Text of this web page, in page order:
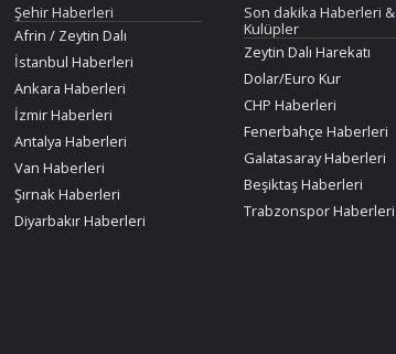
Şehir Haberleri
Afrin / Zeytin Dalı
İstanbul Haberleri
Ankara Haberleri
İzmir Haberleri
Antalya Haberleri
Van Haberleri
Şırnak Haberleri
Diyarbakır Haberleri
Son dakika Haberleri &
Kulüpler
Zeytin Dalı Harekatı
Dolar/Euro Kur
CHP Haberleri
Fenerbahçe Haberleri
Galatasaray Haberleri
Beşiktaş Haberleri
Trabzonspor Haberleri